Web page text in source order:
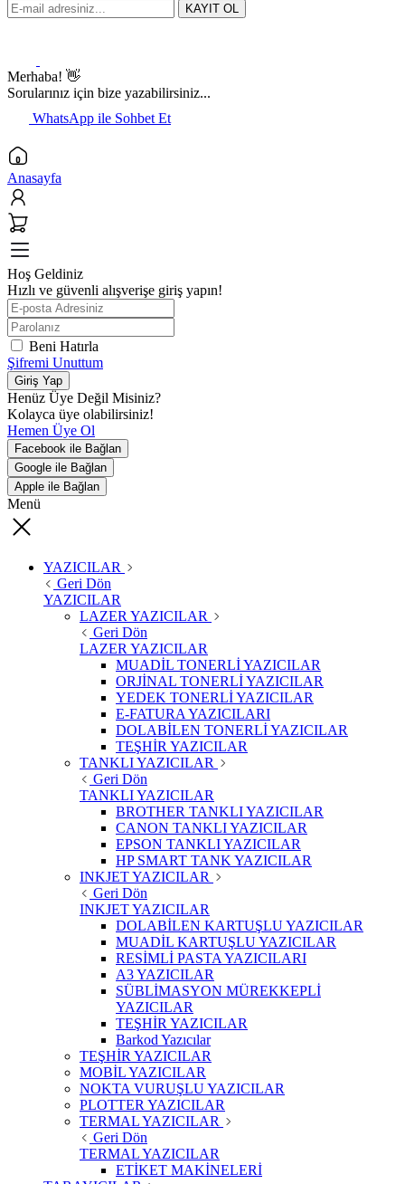
KAYIT OL
Merhaba! 👋
Sorularınız için bize yazabilirsiniz...
WhatsApp ile Sohbet Et
Anasayfa
Hoş Geldiniz
Hızlı ve güvenli alışverişe giriş yapın!
Beni Hatırla
Şifremi Unuttum
Giriş Yap
Henüz Üye Değil Misiniz?
Kolayca üye olabilirsiniz!
Hemen Üye Ol
Facebook ile Bağlan
Google ile Bağlan
Apple ile Bağlan
Menü
YAZICILAR
Geri Dön
YAZICILAR
LAZER YAZICILAR
Geri Dön
LAZER YAZICILAR
MUADİL TONERLİ YAZICILAR
ORJİNAL TONERLİ YAZICILAR
YEDEK TONERLİ YAZICILAR
E-FATURA YAZICILARI
DOLABİLEN TONERLİ YAZICILAR
TEŞHİR YAZICILAR
TANKLI YAZICILAR
Geri Dön
TANKLI YAZICILAR
BROTHER TANKLI YAZICILAR
CANON TANKLI YAZICILAR
EPSON TANKLI YAZICILAR
HP SMART TANK YAZICILAR
INKJET YAZICILAR
Geri Dön
INKJET YAZICILAR
DOLABİLEN KARTUŞLU YAZICILAR
MUADİL KARTUŞLU YAZICILAR
RESİMLİ PASTA YAZICILARI
A3 YAZICILAR
SÜBLİMASYON MÜREKKEPLİ
YAZICILAR
TEŞHİR YAZICILAR
Barkod Yazıcılar
TEŞHİR YAZICILAR
MOBİL YAZICILAR
NOKTA VURUŞLU YAZICILAR
PLOTTER YAZICILAR
TERMAL YAZICILAR
Geri Dön
TERMAL YAZICILAR
ETİKET MAKİNELERİ